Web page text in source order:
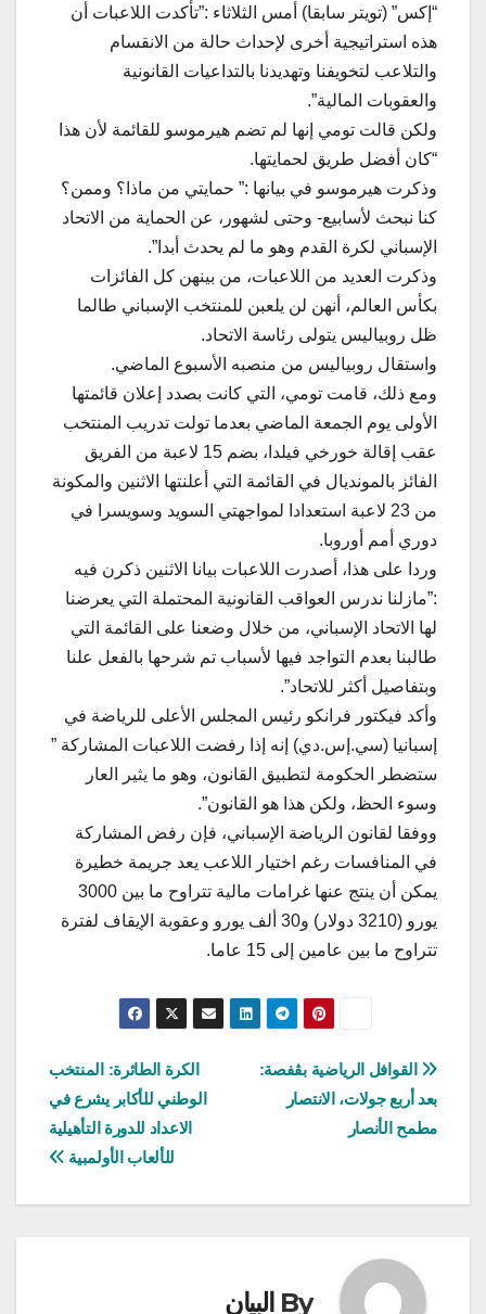
“إكس” (تويتر سابقا) أمس الثلاثاء :”تأكدت اللاعبات أن
هذه استراتيجية أخرى لإحداث حالة من الانقسام
والتلاعب لتخويفنا وتهديدنا بالتداعيات القانونية
والعقوبات المالية”.
ولكن قالت تومي إنها لم تضم هيرموسو للقائمة لأن هذا
“كان أفضل طريق لحمايتها.
وذكرت هيرموسو في بيانها :” حمايتي من ماذا؟ وممن؟
كنا نبحث لأسابيع- وحتى لشهور، عن الحماية من الاتحاد
الإسباني لكرة القدم وهو ما لم يحدث أبدا”.
وذكرت العديد من اللاعبات، من بينهن كل الفائزات
بكأس العالم، أنهن لن يلعبن للمنتخب الإسباني طالما
ظل روبياليس يتولى رئاسة الاتحاد.
واستقال روبياليس من منصبه الأسبوع الماضي.
ومع ذلك، قامت تومي، التي كانت بصدد إعلان قائمتها
الأولى يوم الجمعة الماضي بعدما تولت تدريب المنتخب
عقب إقالة خورخي فيلدا، بضم 15 لاعبة من الفريق
الفائز بالمونديال في القائمة التي أعلنتها الاثنين والمكونة
من 23 لاعبة استعدادا لمواجهتي السويد وسويسرا في
دوري أمم أوروبا.
وردا على هذا، أصدرت اللاعبات بيانا الاثنين ذكرن فيه
:”مازلنا ندرس العواقب القانونية المحتملة التي يعرضنا
لها الاتحاد الإسباني، من خلال وضعنا على القائمة التي
طالبنا بعدم التواجد فيها لأسباب تم شرحها بالفعل علنا
وبتفاصيل أكثر للاتحاد”.
وأكد فيكتور فرانكو رئيس المجلس الأعلى للرياضة في
إسبانيا (سي.إس.دي) إنه إذا رفضت اللاعبات المشاركة ”
ستضطر الحكومة لتطبيق القانون، وهو ما يثير العار
وسوء الحظ، ولكن هذا هو القانون”.
ووفقا لقانون الرياضة الإسباني، فإن رفض المشاركة
في المنافسات رغم اختيار اللاعب يعد جريمة خطيرة
يمكن أن ينتج عنها غرامات مالية تتراوح ما بين 3000
يورو (3210 دولار) و30 ألف يورو وعقوبة الإيقاف لفترة
تتراوح ما بين عامين إلى 15 عاما.
تصفّح
المقالات
الكرة الطائرة: المنتخب
الوطني للأكابر يشرع في
الاعداد للدورة التأهيلية
للألعاب الأولمبية
القوافل الرياضية بڨفصة:
بعد أربع جولات، الانتصار
مطمح الأنصار
By البيان